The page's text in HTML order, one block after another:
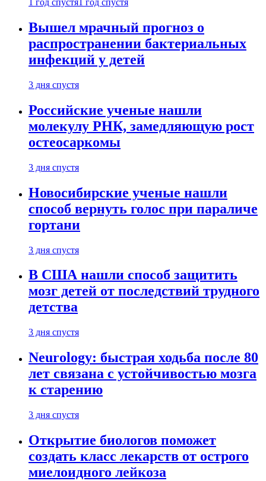
1 год спустя 1 год спустя
Вышел мрачный прогноз о
распространении бактериальных
инфекций у детей
3 дня спустя
Российские ученые нашли
молекулу РНК, замедляющую рост
остеосаркомы
3 дня спустя
Новосибирские ученые нашли
способ вернуть голос при параличе
гортани
3 дня спустя
В США нашли способ защитить
мозг детей от последствий трудного
детства
3 дня спустя
Neurology: быстрая ходьба после 80
лет связана с устойчивостью мозга
к старению
3 дня спустя
Открытие биологов поможет
создать класс лекарств от острого
миелоидного лейкоза